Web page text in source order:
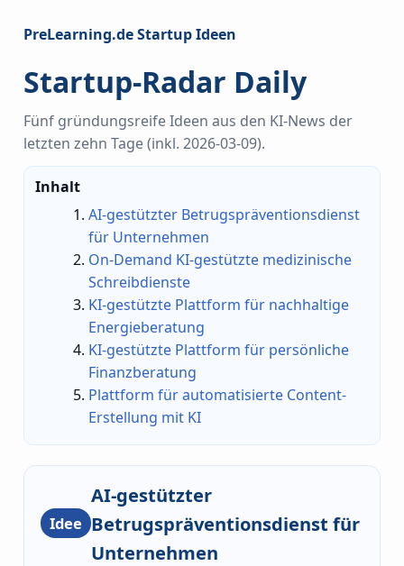
PreLearning.de Startup Ideen
Startup-Radar Daily
Fünf gründungsreife Ideen aus den KI-News der
letzten zehn Tage (inkl. 2026-03-09).
Inhalt
AI-gestützter Betrugspräventionsdienst
für Unternehmen
On-Demand KI-gestützte medizinische
Schreibdienste
KI-gestützte Plattform für nachhaltige
Energieberatung
KI-gestützte Plattform für persönliche
Finanzberatung
Plattform für automatisierte Content-
Erstellung mit KI
Idee
AI-gestützter
Betrugspräventionsdienst für
Unternehmen